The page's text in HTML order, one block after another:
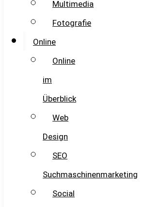
Multimedia
Fotografie
Online
Online
im
Überblick
Web
Design
SEO
Suchmaschinenmarketing
Social